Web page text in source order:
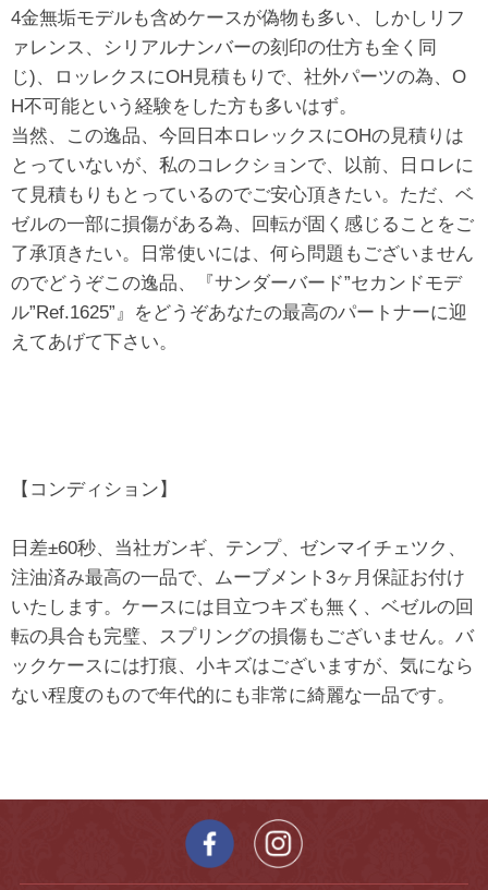
4金無垢モデルも含めケースが偽物も多い、しかしリフ
ァレンス、シリアルナンバーの刻印の仕方も全く同
じ)、ロッレクスにOH見積もりで、社外パーツの為、O
H不可能という経験をした方も多いはず。
当然、この逸品、今回日本ロレックスにOHの見積りは
とっていないが、私のコレクションで、以前、日ロレに
て見積もりもとっているのでご安心頂きたい。ただ、ベ
ゼルの一部に損傷がある為、回転が固く感じることをご
了承頂きたい。日常使いには、何ら問題もございません
のでどうぞこの逸品、『サンダーバード”セカンドモデ
ル”Ref.1625”』をどうぞあなたの最高のパートナーに迎
えてあげて下さい。
【コンディション】
日差±60秒、当社ガンギ、テンプ、ゼンマイチェツク、
注油済み最高の一品で、ムーブメント3ヶ月保証お付け
いたします。ケースには目立つキズも無く、ベゼルの回
転の具合も完璧、スプリングの損傷もございません。バ
ックケースには打痕、小キズはございますが、気になら
ない程度のもので年代的にも非常に綺麗な一品です。